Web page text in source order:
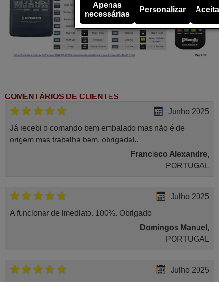
COMENTÁRIOS DE CLIENTES
Junho 2025
Já recebi o comando bem embalado mas não é de
origem mas trabalha bem, obrigada!..
Francisco Alexandre,
PORTUGAL
Julho 2025
A funcionar de imediato. 100%. Obrigado
Domingos Manuel,
PORTUGAL
Julho 2025
Apenas
necessárias
Personalizar